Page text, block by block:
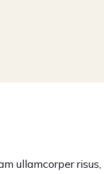
ullamcorper